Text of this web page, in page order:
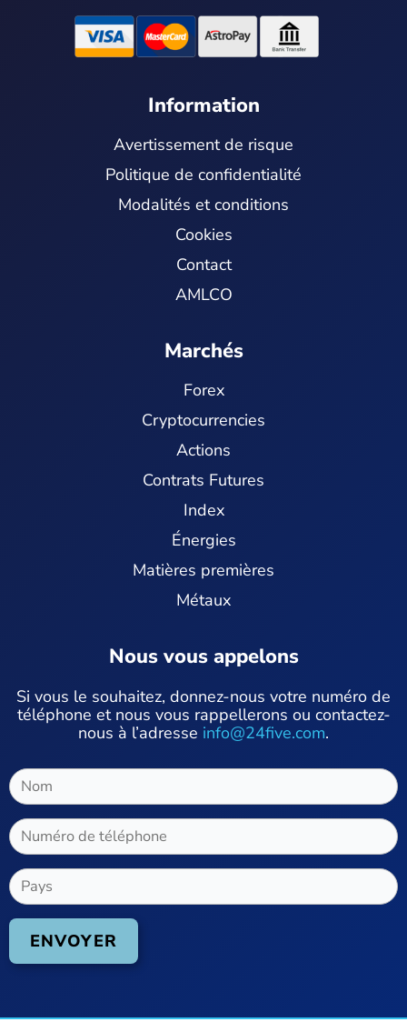
r
m
e
Information
Avertissement de risque
Politique de confidentialité
Modalités et conditions
Cookies
Contact
AMLCO
Marchés
Forex
Cryptocurrencies
Actions
Contrats Futures
Index
Énergies
Matières premières
Métaux
Nous vous appelons
Si vous le souhaitez, donnez-nous votre numéro de
téléphone et nous vous rappellerons ou contactez-
nous à l’adresse info@24five.com.